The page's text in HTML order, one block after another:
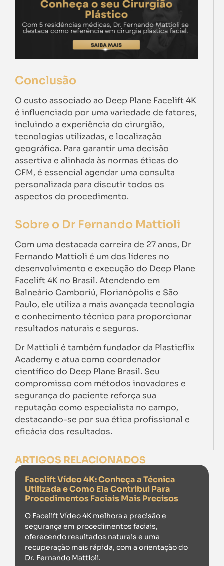
Conclusão
O custo associado ao Deep Plane Facelift 4K
é influenciado por uma variedade de fatores,
incluindo a experiência do cirurgião,
tecnologias utilizadas, e localização
geográfica. Para garantir uma decisão
assertiva e alinhada às normas éticas do
CFM, é essencial agendar uma consulta
personalizada para discutir todos os
aspectos do procedimento.
Sobre o Dr Fernando Mattioli
Com uma destacada carreira de 27 anos, Dr
Fernando Mattioli é um dos líderes no
desenvolvimento e execução do Deep Plane
Facelift 4K no Brasil. Atendendo em
Balneário Camboriú, Florianópolis e São
Paulo, ele utiliza a mais avançada tecnologia
e conhecimento técnico para proporcionar
resultados naturais e seguros.
Dr Mattioli é também fundador da Plasticflix
Academy e atua como coordenador
científico do Deep Plane Brasil. Seu
compromisso com métodos inovadores e
segurança do paciente reforça sua
reputação como especialista no campo,
destacando-se por sua ética profissional e
eficácia dos resultados.
ARTIGOS RELACIONADOS
Facelift Vídeo 4K: Conheça a Técnica
Utilizada e Como Ela Contribui Para
Procedimentos Faciais Mais Precisos
O Facelift Vídeo 4K melhora a precisão e
segurança em procedimentos faciais,
oferecendo resultados naturais e uma
recuperação mais rápida, com a orientação do
Dr. Fernando Mattioli.